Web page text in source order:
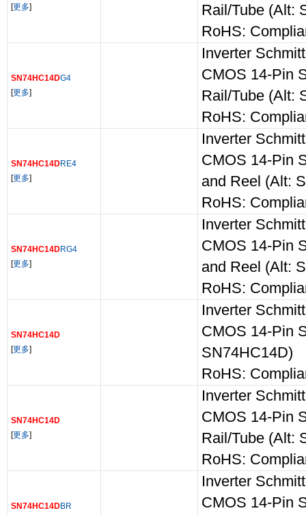
[更多]
Rail/Tube (Alt:
RoHS:
SN74HC14DG4
[更多]
Inverter
CMOS 14-Pin
Rail/Tube (Alt:
RoHS:
SN74HC14DRE4
[更多]
Inverter
CMOS 14-Pin
and Reel (Alt:
RoHS:
SN74HC14DRG4
[更多]
Inverter
CMOS 14-Pin
and Reel (Alt:
RoHS:
SN74HC14D
[更多]
Inverter
CMOS 14-Pin
SN74HC14D)
RoHS:
SN74HC14D
[更多]
Inverter
CMOS 14-Pin
Rail/Tube (Alt:
RoHS:
SN74HC14DBR
Inverter
CMOS 14-Pin